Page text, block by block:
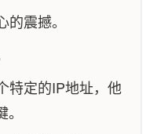
震撼。
特定的IP地址，他